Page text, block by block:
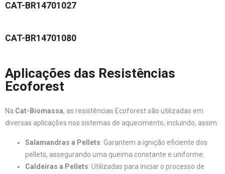
CAT-BR14701027
CAT-BR14701080
Aplicações das Resistências
Ecoforest
Na Cat-Biomassa, as resistências Ecoforest são utilizadas em
diversas aplicações nos sistemas de aquecimento, incluindo, assim:
Salamandras a Pellets: Garantem a ignição eficiente dos
pellets, assegurando uma queima constante e uniforme.
Caldeiras a Pellets: Utilizadas para iniciar o processo de